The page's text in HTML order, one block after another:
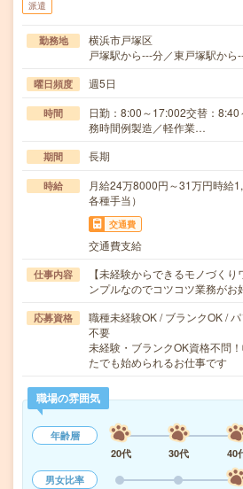
派遣
勤務地
横浜市戸塚区
戸塚駅から---分／東戸塚駅か
曜日頻度 週5日
時間
日勤：8:00～17:002交替：
務時間例製造／軽作業…
期間 長期
時給
月給24万8000円～31万円時給
各種手当）
交通費
交通費支給
仕事内容
【未経験からできるモノづく
ンプルなのでコツコツ業務が
応募資格
職種未経験OK / ブランクOK /
不要
未経験・ブランクOK資格不問
たでも始められるお仕事です
職場の雰囲気
年齢層
20代
30代 40
男女比率